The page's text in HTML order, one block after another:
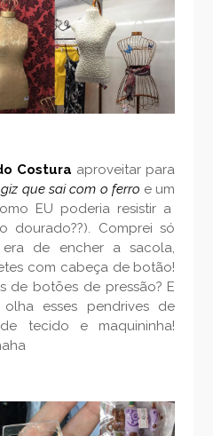
Costura aproveitar para
giz que sai com o ferro e um
EU poderia resistir a
dourado??). Comprei só
de encher a sacola,
com cabeça de botão!
de botões de pressão? E
esses pendrives de
tecido e maquininha!